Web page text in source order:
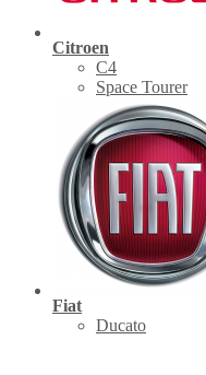
Citroen
C4
Space Tourer
Fiat
Ducato